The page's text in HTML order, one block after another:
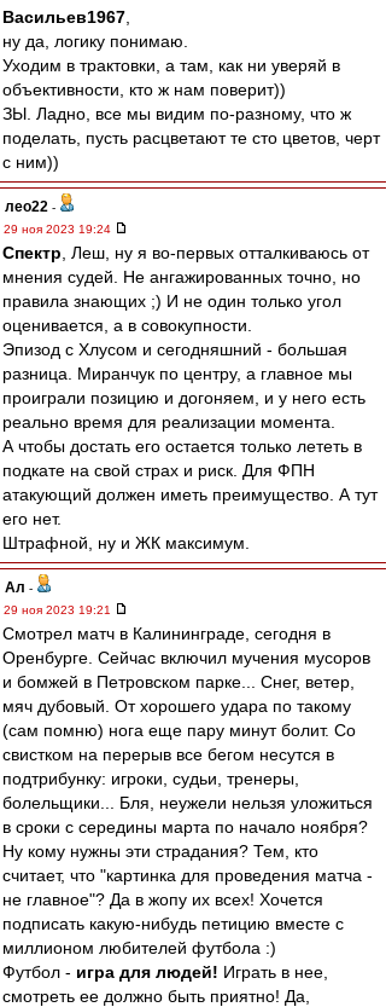
Васильев1967
ну да, логику понимаю.
Уходим в трактовки, а там, как ни уверяй в
объективности, кто ж нам поверит))
ЗЫ. Ладно, все мы видим по-разному, что ж
поделать, пусть расцветают те сто цветов, черт
с ним))
лео22 -
29 ноя 2023 19:24
Спектр , Леш, ну я во-первых отталкиваюсь от
мнения судей. Не ангажированных точно, но
правила знающих ;) И не один только угол
оценивается, а в совокупности.
Эпизод с Хлусом и сегодняшний - большая
разница. Миранчук по центру, а главное мы
проиграли позицию и догоняем, и у него есть
реально время для реализации момента.
А чтобы достать его остается только лететь в
подкате на свой страх и риск. Для ФПН
атакующий должен иметь преимущество. А тут
его нет.
Штрафной, ну и ЖК максимум.
Ал -
29 ноя 2023 19:21
Смотрел матч в Калининграде, сегодня в
Оренбурге. Сейчас включил мучения мусоров
и бомжей в Петровском парке... Снег, ветер,
мяч дубовый. От хорошего удара по такому
(сам помню) нога еще пару минут болит. Со
свистком на перерыв все бегом несутся в
подтрибунку: игроки, судьи, тренеры,
болельщики... Бля, неужели нельзя уложиться
в сроки с середины марта по начало ноября?
Ну кому нужны эти страдания? Тем, кто
считает, что "картинка для проведения матча -
не главное"? Да в жопу их всех! Хочется
подписать какую-нибудь петицию вместе с
миллионом любителей футбола :)
Футбол - игра для людей! Играть в нее,
смотреть ее должно быть приятно! Да,